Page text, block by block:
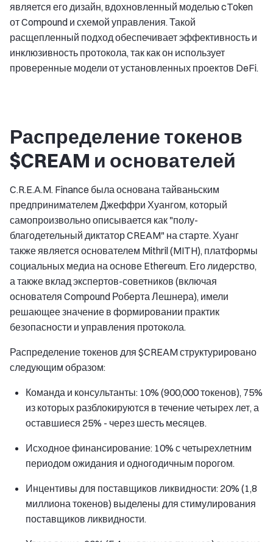
является его дизайн, вдохновленный моделью cToken
от Compound и схемой управления. Такой
расщепленный подход обеспечивает эффективность и
инклюзивность протокола, так как он использует
проверенные модели от установленных проектов DeFi.
Распределение токенов
$CREAM и основателей
C.R.E.A.M. Finance была основана тайваньским
предпринимателем Джеффри Хуангом, который
самопроизвольно описывается как "полу-
благодетельный диктатор CREAM" на старте. Хуанг
также является основателем Mithril (MITH), платформы
социальных медиа на основе Ethereum. Его лидерство,
а также вклад экспертов-советников (включая
основателя Compound Роберта Лешнера), имели
решающее значение в формировании практик
безопасности и управления протокола.
Распределение токенов для $CREAM структурировано
следующим образом:
Команда и консультанты: 10% (900,000 токенов), 75%
из которых разблокируются в течение четырех лет, а
оставшиеся 25% - через шесть месяцев.
Исходное финансирование: 10% с четырехлетним
периодом ожидания и одногодичным порогом.
Инцентивы для поставщиков ликвидности: 20% (1,8
миллиона токенов) выделены для стимулирования
поставщиков ликвидности.